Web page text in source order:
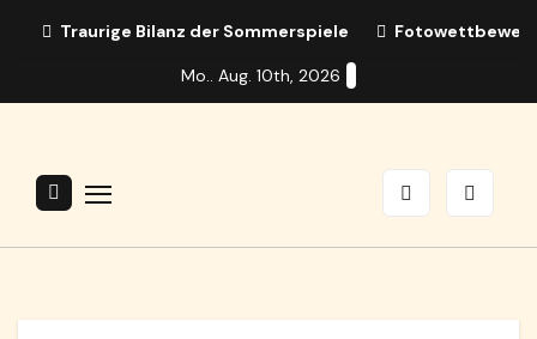
Traurige Bilanz der Sommerspiele
Mo.. Aug. 10th, 2026